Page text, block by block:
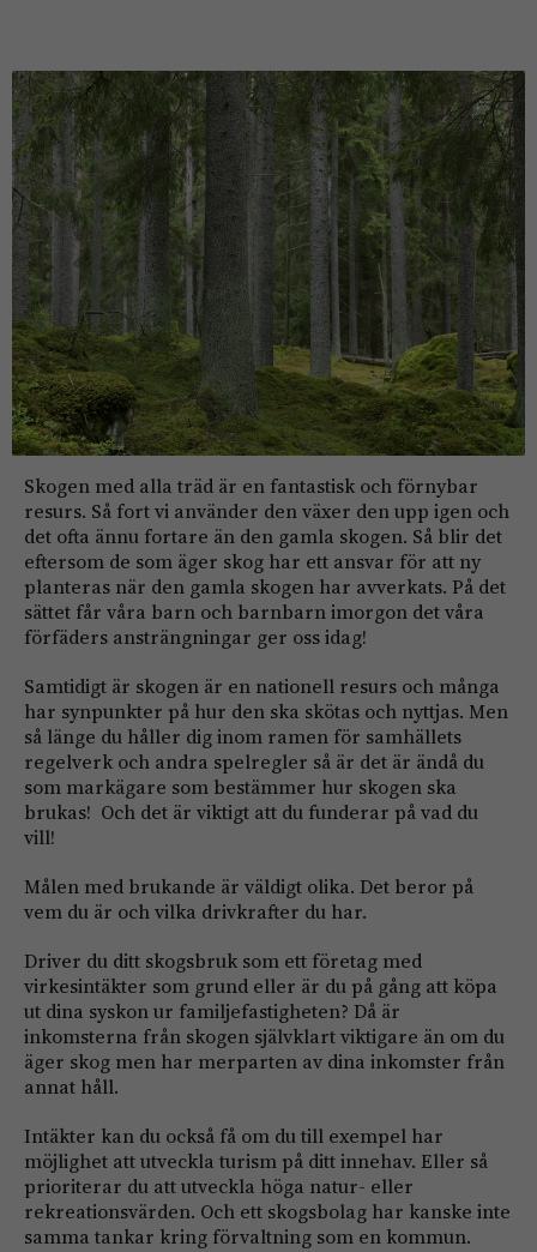
Skogen med alla träd är en fantastisk och förnybar
resurs. Så fort vi använder den växer den upp igen och
det ofta ännu fortare än den gamla skogen. Så blir det
eftersom de som äger skog har ett ansvar för att ny
planteras när den gamla skogen har avverkats. På det
sättet får våra barn och barnbarn imorgon det våra
förfäders ansträngningar ger oss idag!
Samtidigt är skogen är en nationell resurs och många
har synpunkter på hur den ska skötas och nyttjas. Men
så länge du håller dig inom ramen för samhällets
regelverk och andra spelregler så är det är ändå du
som markägare som bestämmer hur skogen ska
brukas! Och det är viktigt att du funderar på vad du
vill!
Målen med brukande är väldigt olika. Det beror på
vem du är och vilka drivkrafter du har.
Driver du ditt skogsbruk som ett företag med
virkesintäkter som grund eller är du på gång att köpa
ut dina syskon ur familjefastigheten? Då är
inkomsterna från skogen självklart viktigare än om du
äger skog men har merparten av dina inkomster från
annat håll.
Intäkter kan du också få om du till exempel har
möjlighet att utveckla turism på ditt innehav. Eller så
prioriterar du att utveckla höga natur- eller
rekreationsvärden. Och ett skogsbolag har kanske inte
samma tankar kring förvaltning som en kommun.